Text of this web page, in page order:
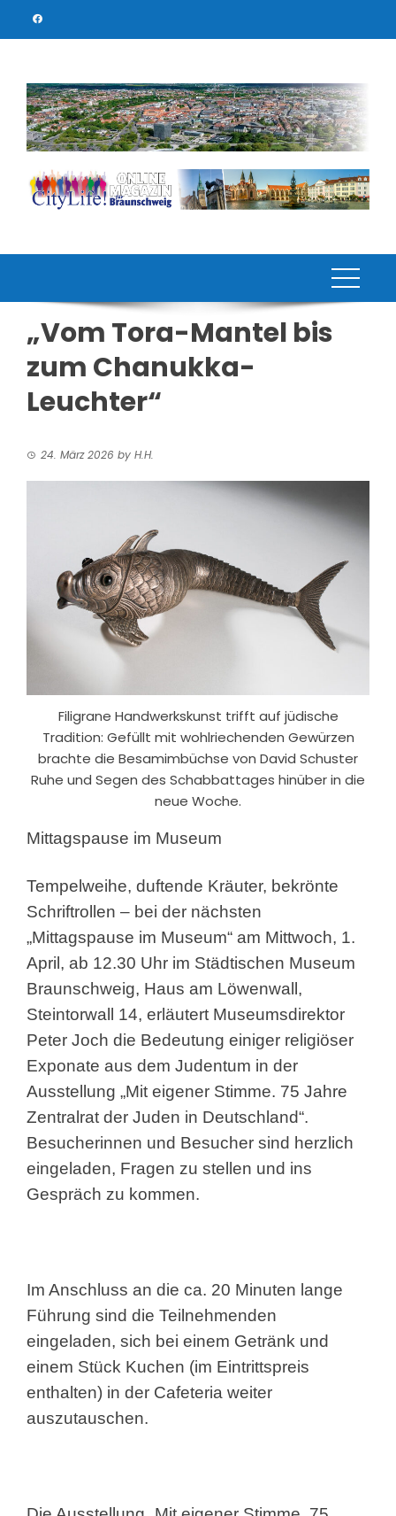
„Vom Tora-Mantel bis
zum Chanukka-
Leuchter“
24. März 2026 by H.H.
Filigrane Handwerkskunst trifft auf jüdische
Tradition: Gefüllt mit wohlriechenden Gewürzen
brachte die Besamimbüchse von David Schuster
Ruhe und Segen des Schabbattages hinüber in die
neue Woche.
Mittagspause im Museum
Tempelweihe, duftende Kräuter, bekrönte
Schriftrollen – bei der nächsten
„Mittagspause im Museum“ am Mittwoch, 1.
April, ab 12.30 Uhr im Städtischen Museum
Braunschweig, Haus am Löwenwall,
Steintorwall 14, erläutert Museumsdirektor
Peter Joch die Bedeutung einiger religiöser
Exponate aus dem Judentum in der
Ausstellung „Mit eigener Stimme. 75 Jahre
Zentralrat der Juden in Deutschland“.
Besucherinnen und Besucher sind herzlich
eingeladen, Fragen zu stellen und ins
Gespräch zu kommen.
Im Anschluss an die ca. 20 Minuten lange
Führung sind die Teilnehmenden
eingeladen, sich bei einem Getränk und
einem Stück Kuchen (im Eintrittspreis
enthalten) in der Cafeteria weiter
auszutauschen.